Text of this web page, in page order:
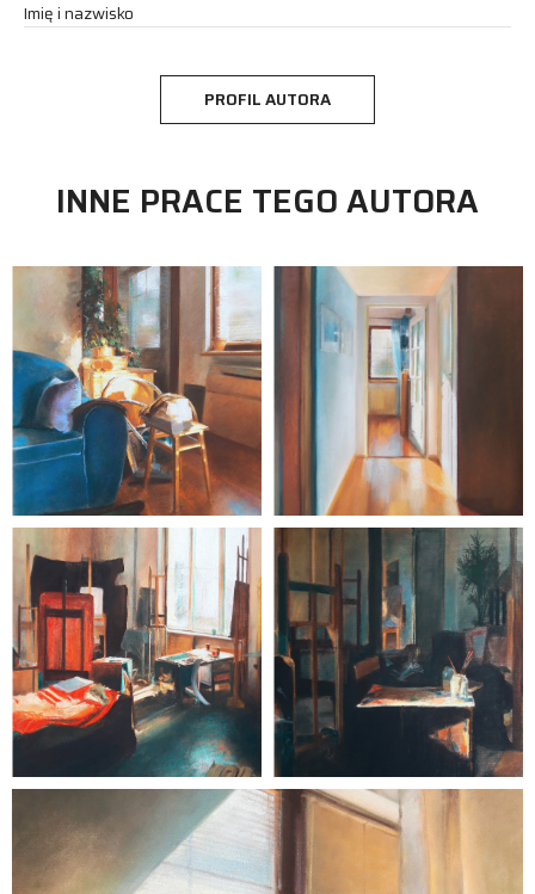
Imię i nazwisko
PROFIL AUTORA
INNE PRACE TEGO AUTORA
malarstwo
malarstwo